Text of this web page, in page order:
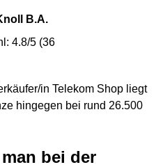
B.A.
4.8/5 (36
in Telekom Shop liegt
hingegen bei rund 26.500
bei der